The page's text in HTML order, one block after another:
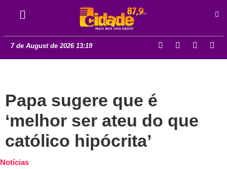
7 de August de 2026 13:19
Papa sugere que é
‘melhor ser ateu do que
católico hipócrita’
Notícias